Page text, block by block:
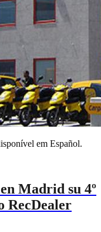
em Español.
Madrid su 4º
RecDealer